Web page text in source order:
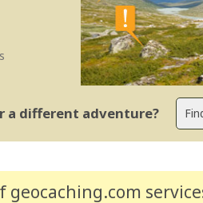
a different adventure?
geocaching.com